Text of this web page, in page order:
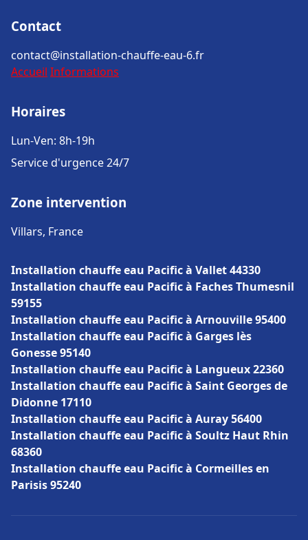
Contact
contact@installation-chauffe-eau-6.fr
Accueil Informations
Horaires
Lun-Ven: 8h-19h
Service d'urgence 24/7
Zone intervention
Villars, France
Installation chauffe eau Pacific à Vallet 44330
Installation chauffe eau Pacific à Faches Thumesnil
59155
Installation chauffe eau Pacific à Arnouville 95400
Installation chauffe eau Pacific à Garges lès
Gonesse 95140
Installation chauffe eau Pacific à Langueux 22360
Installation chauffe eau Pacific à Saint Georges de
Didonne 17110
Installation chauffe eau Pacific à Auray 56400
Installation chauffe eau Pacific à Soultz Haut Rhin
68360
Installation chauffe eau Pacific à Cormeilles en
Parisis 95240